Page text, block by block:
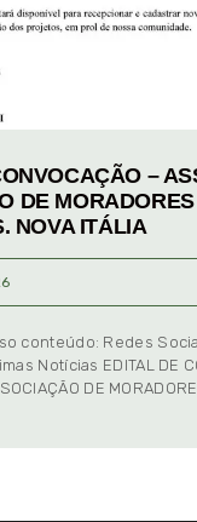
–
DE
NOVA ITÁLIA
conteúdo: Redes
Notícias EDITAL DE
DE